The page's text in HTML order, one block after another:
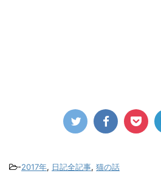
-2017年, 日記全記事, 猫の話